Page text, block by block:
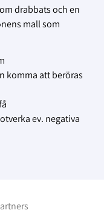
drabbats och en
mall som
komma att beröras
ev. negativa